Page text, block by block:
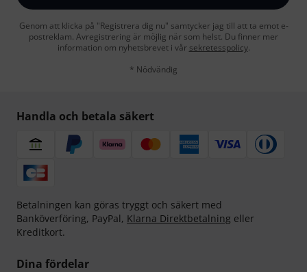
Genom att klicka på "Registrera dig nu" samtycker jag till att ta emot e-
postreklam. Avregistrering är möjlig när som helst. Du finner mer
information om nyhetsbrevet i vår sekretesspolicy.
* Nödvändig
Handla och betala säkert
Betalningen kan göras tryggt och säkert med
Banköverföring, PayPal, Klarna Direktbetalning eller
Kreditkort.
Dina fördelar